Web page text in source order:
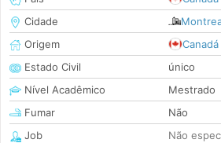
Cidade
Origem
Canadá
Estado Civil
único
Nível Acadêmico
Mestrado
Fumar
Não
Job
Não